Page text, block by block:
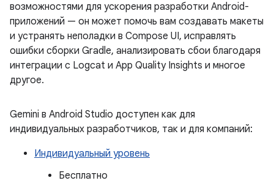
возможностями для ускорения разработки Android-
приложений — он может помочь вам создавать макеты
и устранять неполадки в Compose UI, исправлять
ошибки сборки Gradle, анализировать сбои благодаря
интеграции с Logcat и App Quality Insights и многое
другое.
Gemini в Android Studio доступен как для
индивидуальных разработчиков, так и для компаний:
Индивидуальный уровень
Бесплатно